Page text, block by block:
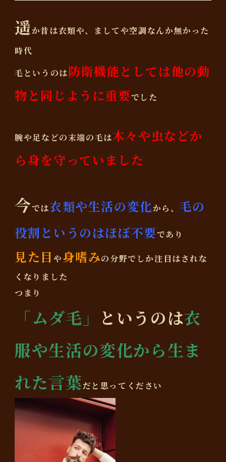
遥か昔は衣類や、ましてや空調なんか無かった
時代
毛というのは防衛機能としては他の動
物と同じように重要でした
腕や足などの末端の毛は木々や虫などか
ら身を守っていました
今では衣類や生活の変化から、 毛の
役割というのはほぼ不要であり
見た目 や身嗜みの分野でしか注目はされな
くなりました
つまり
「ムダ毛」 というのは衣
服や生活の変化から生ま
れた言葉だと思ってください